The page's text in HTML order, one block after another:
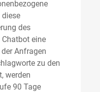
diese
des
eine
Anfragen
zu den
werden
90 Tage